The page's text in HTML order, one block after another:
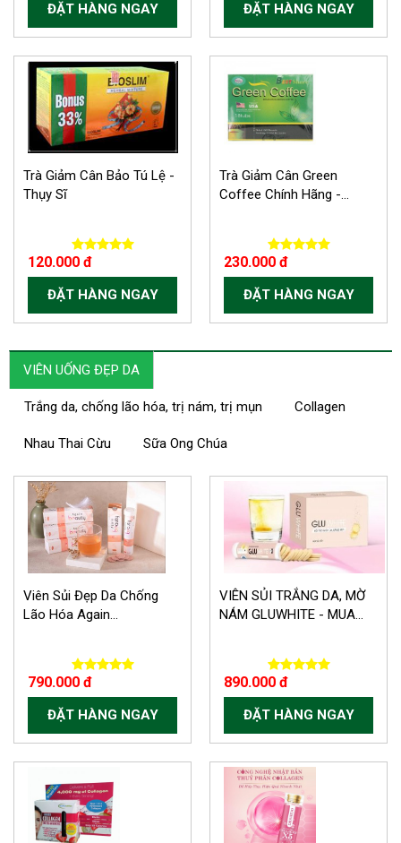
ĐẶT HÀNG NGAY ĐẶT HÀNG NGAY
Trà Giảm Cân Bảo Tú Lệ -
Thụy Sĩ
120.000 đ
ĐẶT HÀNG NGAY
Trà Giảm Cân Green
Coffee Chính Hãng -...
230.000 đ
ĐẶT HÀNG NGAY
VIÊN UỐNG ĐẸP DA
Trắng da, chống lão hóa, trị nám, trị mụn Collagen
Nhau Thai Cừu Sữa Ong Chúa
Viên Sủi Đẹp Da Chống
Lão Hóa Again...
790.000 đ
ĐẶT HÀNG NGAY
VIÊN SỦI TRẮNG DA, MỜ
NÁM GLUWHITE - MUA...
890.000 đ
ĐẶT HÀNG NGAY